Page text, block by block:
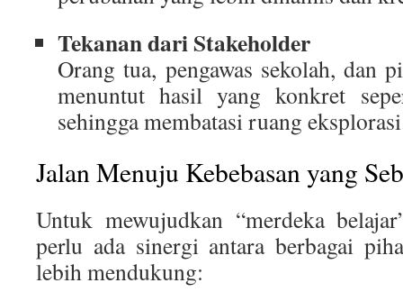
Tekanan dari Stakeholder
Orang tua, pengawas sekolah, dan
menuntut hasil yang konkret
sehingga membatasi ruang
Jalan Menuju Kebebasan yang
Untuk mewujudkan “merdeka
perlu ada sinergi antara berbagai
lebih mendukung: